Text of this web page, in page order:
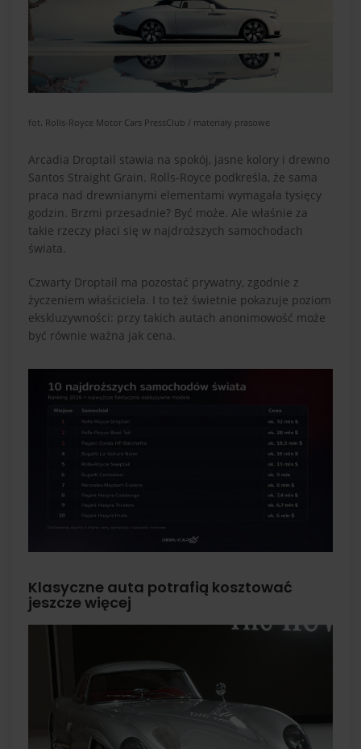
fot. Rolls-Royce Motor Cars PressClub / materiały prasowe
Arcadia Droptail stawia na spokój, jasne kolory i drewno
Santos Straight Grain. Rolls-Royce podkreśla, że sama
praca nad drewnianymi elementami wymagała tysięcy
godzin. Brzmi przesadnie? Być może. Ale właśnie za
takie rzeczy płaci się w najdroższych samochodach
świata.
Czwarty Droptail ma pozostać prywatny, zgodnie z
życzeniem właściciela. I to też świetnie pokazuje poziom
ekskluzywności: przy takich autach anonimowość może
być równie ważna jak cena.
Klasyczne auta potrafią kosztować
jeszcze więcej